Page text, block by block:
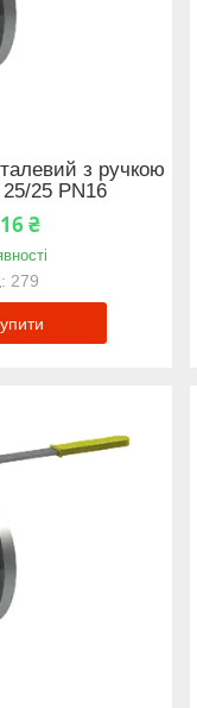
з ручкою
25 PN16
₴
279